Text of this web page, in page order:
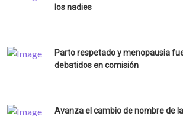
los nadies
Parto respetado y menopausia
debatidos en comisión
Avanza el cambio de nombre de